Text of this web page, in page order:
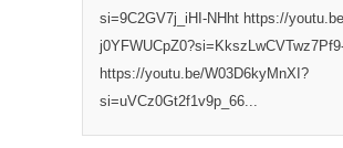
si=9C2GV7j_iHI-NHht https://
https://youtu.be/W03D6kyMnXI?
si=uVCz0Gt2f1v9p_66...